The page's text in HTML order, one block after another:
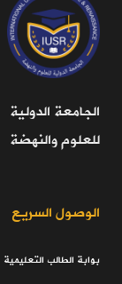
الجامعة الدولية
للعلوم والنهضة
الوصول السريع
بوابة الطالب التعليمية